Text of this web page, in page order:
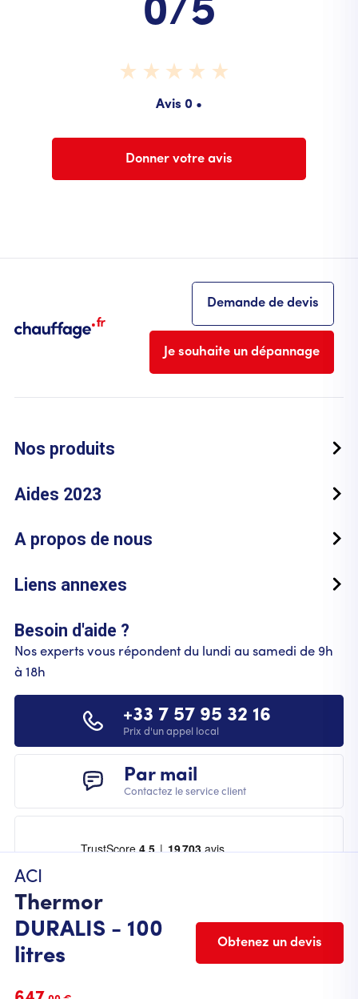
0/5
Avis 0 •
Donner votre avis
ACI
Thermor
DURALIS - 100
litres
Obtenez un devis
Demande de devis
Je souhaite un dépannage
Nos produits
Aides 2023
A propos de nous
Liens annexes
Besoin d'aide ?
Nos experts vous répondent du lundi au samedi de 9h
à 18h
+33 7 57 95 32 16
Prix d'un appel local
Par mail
Contactez le service client